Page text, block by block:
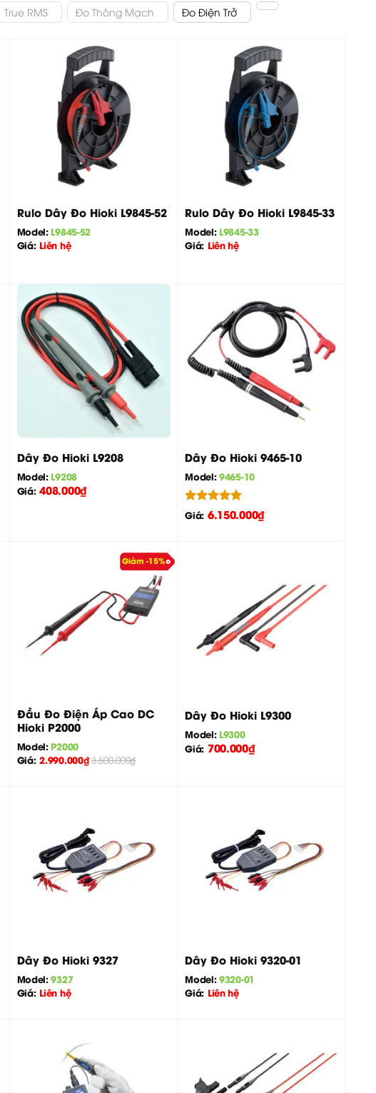
True RMS Đo Thông Mạch Đo Điện Trở
Rulo Dây Đo Hioki L9845-52
Model: L9845-52
Giá: Liên hệ
Rulo Dây Đo Hioki L9845-33
Model: L9845-33
Giá: Liên hệ
Dây Đo Hioki L9208
Model: L9208
Giá: 408.000₫
Dây Đo Hioki 9465-10
Model:9465-10
Được xếp
hạng 5.00
Giá: 6.150.000₫
Giảm -15%
Đầu Đo Điện Áp Cao DC
Hioki P2000
Model: P2000
Giá: 2.990.000₫ 3.500.000₫
Dây Đo Hioki L9300
Model: L9300
Giá: 700.000₫
Dây Đo Hioki 9327
Model:9327
Giá: Liên hệ
Dây Đo Hioki 9320-01
Model:9320-01
Giá: Liên hệ